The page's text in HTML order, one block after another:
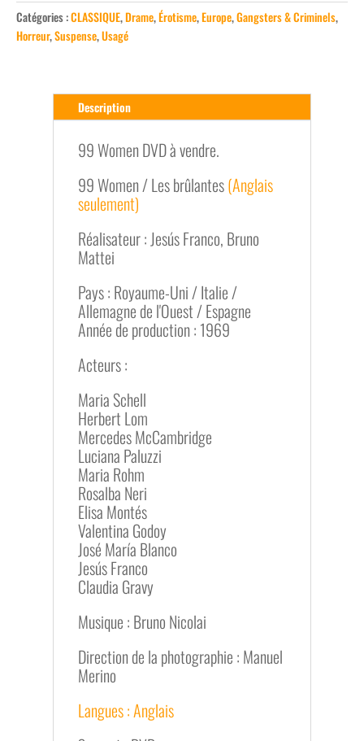
Catégories :CLASSIQUE,Drame,Érotisme,Europe,Gangsters & Criminels,
Horreur,Suspense,Usagé
Description
99 Women DVD à vendre.
99 Women / Les brûlantes(Anglais
seulement)
Réalisateur : Jesús Franco, Bruno
Mattei
Pays : Royaume-Uni / Italie /
Allemagne de l'Ouest / Espagne
Année de production : 1969
Acteurs :
Maria Schell
Herbert Lom
Mercedes McCambridge
Luciana Paluzzi
Maria Rohm
Rosalba Neri
Elisa Montés
Valentina Godoy
José María Blanco
Jesús Franco
Claudia Gravy
Musique : Bruno Nicolai
Direction de la photographie : Manuel
Merino
Langues : Anglais